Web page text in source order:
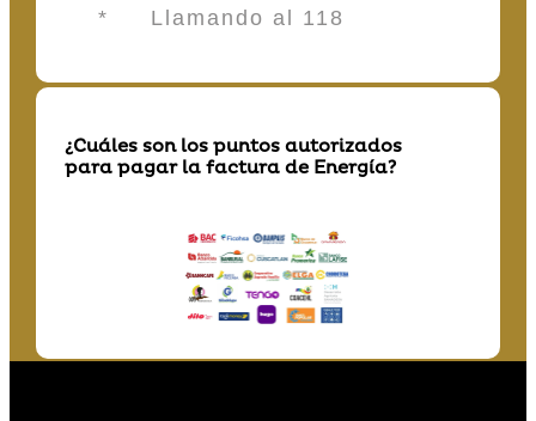
* Llamando al 118
¿Cuáles son los puntos autorizados
para pagar la factura de Energía?